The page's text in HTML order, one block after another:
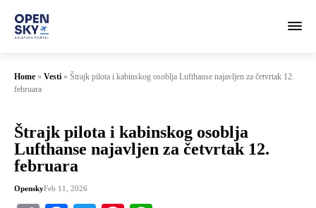
Home » Vesti » Štrajk pilota i kabinskog osoblja Lufthanse najavljen za četvrtak 12.
februara
Štrajk pilota i kabinskog osoblja
Lufthanse najavljen za četvrtak 12.
februara
OpenskyFeb 11, 2026